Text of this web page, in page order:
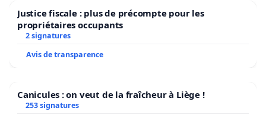
Justice fiscale : plus de précompte pour les
propriétaires occupants
2 signatures
Avis de transparence
Canicules : on veut de la fraîcheur à Liège !
253 signatures